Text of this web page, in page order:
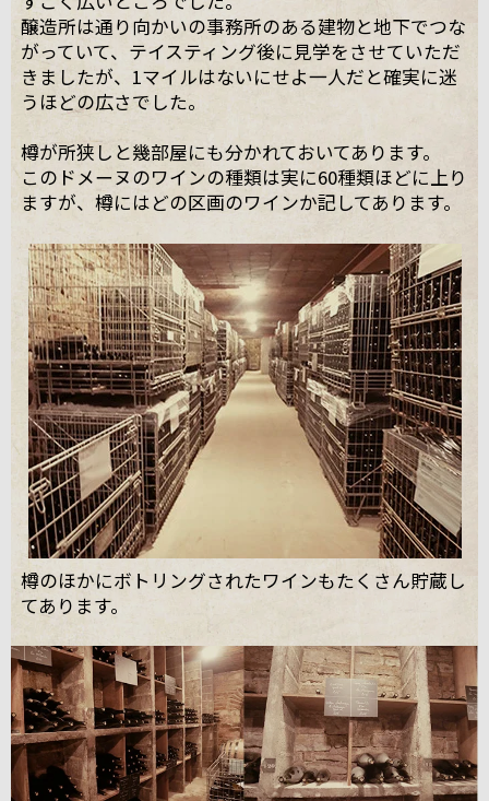
醸造所は通り向かいの事務所のある建物と地下でつな
がっていて、テイスティング後に見学をさせていただ
きましたが、1マイルはないにせよ一人だと確実に迷
うほどの広さでした。
樽が所狭しと幾部屋にも分かれておいてあります。
このドメーヌのワインの種類は実に60種類ほどに上り
ますが、樽にはどの区画のワインか記してあります。
樽のほかにボトリングされたワインもたくさん貯蔵し
てあります。